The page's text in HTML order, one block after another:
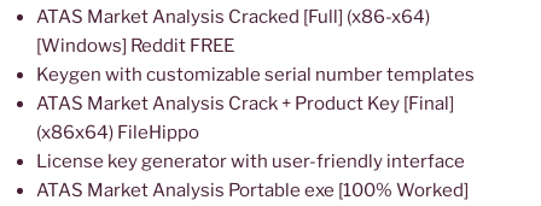
ATAS Market Analysis Cracked [Full] (x86-x64)
[Windows] Reddit FREE
Keygen with customizable serial number templates
ATAS Market Analysis Crack + Product Key [Final]
(x86x64) FileHippo
License key generator with user-friendly interface
ATAS Market Analysis Portable exe [100% Worked]